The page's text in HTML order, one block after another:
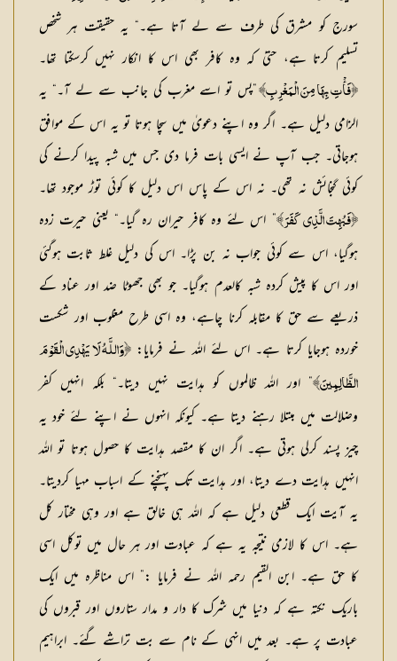
سورج کو مشرق کی طرف سے لے آتا ہے۔“ یہ حقیقت ہر شخص
تسلیم کرتا ہے، حتیٰ کہ وہ کافر بھی اس کا انکار نہیں کرسکتا تھا۔
﴿فَأْتِ بِهَا مِنَ الْمَغْرِبِ﴾”پس تو اسے مغرب کی جانب سے لے آ۔“ یہ
الزامی دلیل ہے۔ اگر وہ اپنے دعویٰ میں سچا ہوتا تو یہ اس کے موافق
ہوجاتی۔ جب آپ نے ایسی بات فرما دی جس میں شبہ پیدا کرنے کی
کوئی گنجائش نہ تھی۔ نہ اس کے پاس اس دلیل کا کوئی توڑ موجود تھا۔
﴿فَبُهِتَ الَّذِي كَفَرَ﴾” اس لئے وہ کافر حیران رہ گیا۔“ یعنی حیرت زدہ
ہوگیا، اس سے کوئی جواب نہ بن پڑا۔ اس کی دلیل غلط ثابت ہوگئی
اور اس کا پیش کردہ شبہ کالعدم ہوگیا۔ جو بھی جھوٹا ضد اور عناد کے
ذریعے سے حق کا مقابلہ کرنا چاہے، وہ اسی طرح مغلوب اور شکست
خوردہ ہوجایا کرتا ہے۔ اس لئے اللہ نے فرمایا:﴿وَاللَّـهُ لَا يَهْدِي الْقَوْمَ
الظَّالِمِينَ﴾” اور اللہ ظالموں کو ہدایت نہیں دیتا۔“ بلکہ انہیں کفر
وضلالت میں مبتلا رہنے دیتا ہے۔ کیونکہ انہوں نے اپنے لئے خود یہ
چیز پسند کرلی ہوتی ہے۔ اگر ان کا مقصد ہدایت کا حصول ہوتا تو اللہ
انہیں ہدایت دے دیتا، اور ہدایت تک پہنچنے کے اسباب مہیا کردیتا۔
یہ آیت ایک قطعی دلیل ہے کہ اللہ ہی خالق ہے اور وہی مختار کل
ہے۔ اس کا لازمی نتیجہ یہ ہے کہ عبادت اور ہر حال میں توکل اسی
کا حق ہے۔ ابن القیم رحمہ اللہ نے فرمایا :” اس مناظرہ میں ایک
باریک نکتہ ہے کہ دنیا میں شرک کا دار و مدار ستاروں اور قبروں کی
عبادت پر ہے۔ بعد میں انہی کے نام سے بت تراشے گئے۔ ابراہیم